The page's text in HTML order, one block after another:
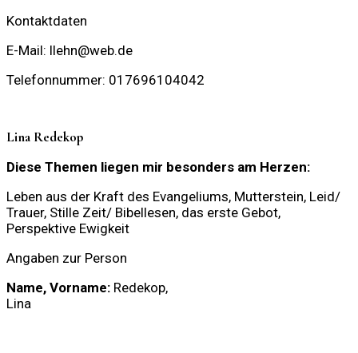
Kontaktdaten
E-Mail: llehn@web.de
Telefonnummer: 017696104042
Lina Redekop
Diese Themen liegen mir besonders am Herzen:
Leben aus der Kraft des Evangeliums, Mutterstein, Leid/
Trauer, Stille Zeit/ Bibellesen, das erste Gebot,
Perspektive Ewigkeit
Angaben zur Person
Name, Vorname: Redekop,
Lina